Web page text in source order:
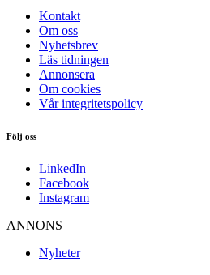
Kontakt
Om oss
Nyhetsbrev
Läs tidningen
Annonsera
Om cookies
Vår integritetspolicy
Följ oss
LinkedIn
Facebook
Instagram
ANNONS
Nyheter